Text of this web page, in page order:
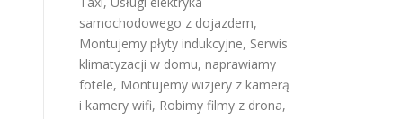
samochodowego z dojazdem,
Montujemy płyty indukcyjne, Serwis
klimatyzacji w domu, naprawiamy
fotele, Montujemy wizjery z kamerą
i kamery wifi, Robimy filmy z drona,